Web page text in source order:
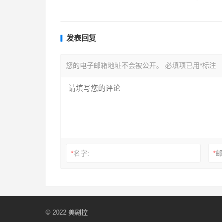
发表回复
您的电子邮箱地址不会被公开。 必填项已用*标注
*名字: *
© 2022 美剧控